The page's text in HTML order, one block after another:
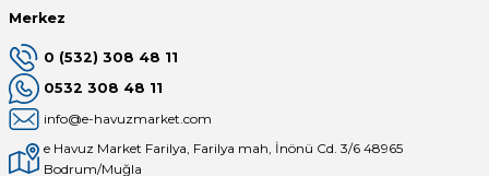
Merkez
0 (532) 308 48 11
0532 308 48 11
info@e-havuzmarket.com
e Havuz Market Farilya, Farilya mah, İnönü Cd. 3/6 48965
Bodrum/Muğla